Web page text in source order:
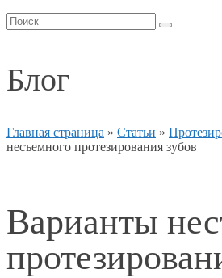
Блог
Главная страница » Статьи »
несъемного протезирования зубов
Варианты